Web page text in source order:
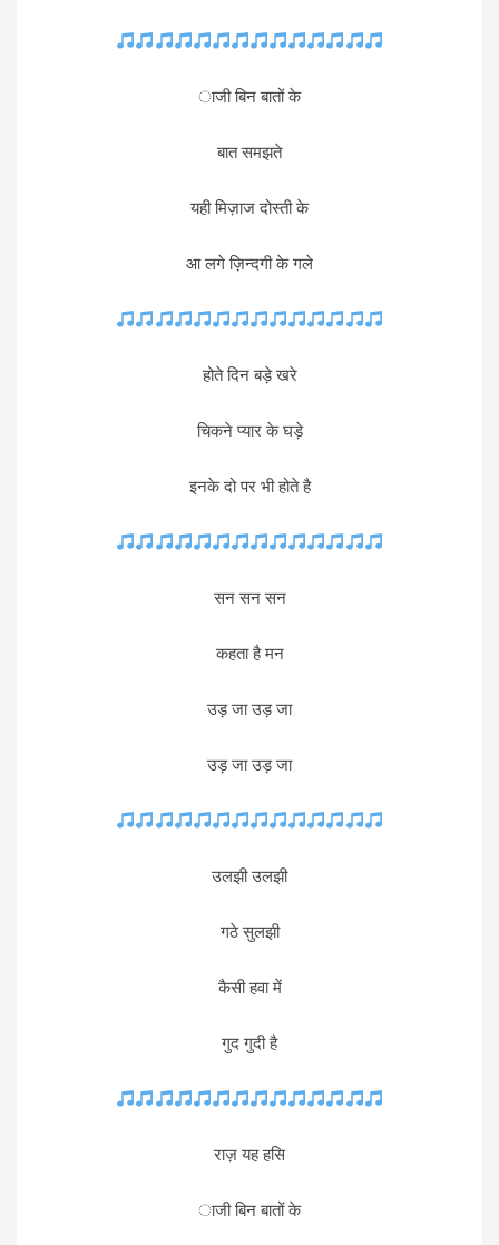
ाजी बिन बातों के
बात समझते
यही मिज़ाज दोस्ती के
आ लगे ज़िन्दगी के गले
होते दिन बड़े खरे
चिकने प्यार के घड़े
इनके दो पर भी होते है
सन सन सन
कहता है मन
उड़ जा उड़ जा
उड़ जा उड़ जा
उलझी उलझी
गठे सुलझी
कैसी हवा में
गुद गुदी है
राज़ यह हसि
ाजी बिन बातों के